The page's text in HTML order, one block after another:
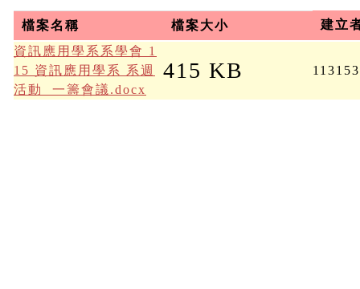
檔案名稱 檔案大小
建立
資訊應用學系系學會 1
15 資訊應用學系 系週
活動  一籌會議.docx
415 KB